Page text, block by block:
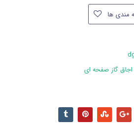
مندی ها
اجاق گاز صفحه ای